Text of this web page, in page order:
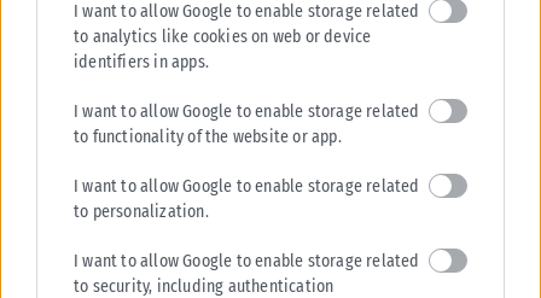
I want to allow Google to enable storage related
to analytics like cookies on web or device
identifiers in apps.
I want to allow Google to enable storage related
to functionality of the website or app.
I want to allow Google to enable storage related
to personalization.
I want to allow Google to enable storage related
to security, including authentication